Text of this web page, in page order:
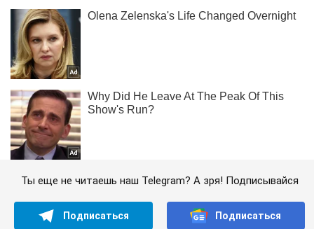
Ты еще не читаешь наш Telegram? А зря! Подписывайся
Подписаться Подписаться